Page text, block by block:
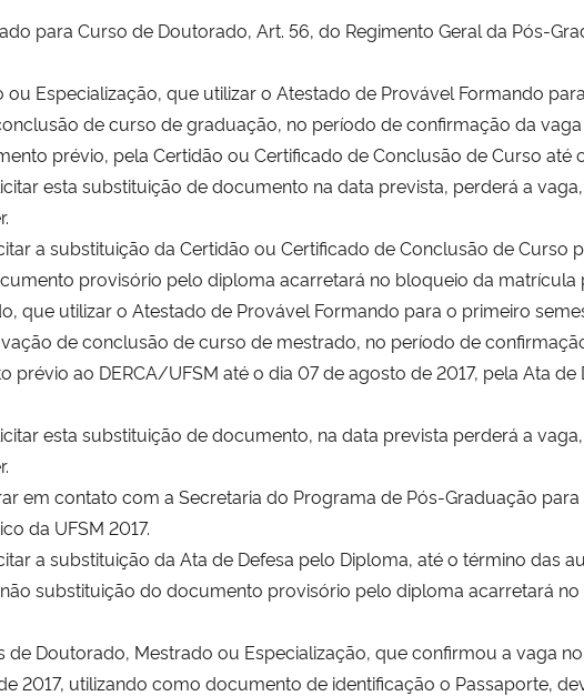
para Curso de Doutorado, Art. 56, do Regimento Geral da Pós-
Especialização, que utilizar o Atestado de Provável Formando
de curso de graduação, no período de confirmação da vaga
prévio, pela Certidão ou Certificado de Conclusão de Curso até
esta substituição de documento na data prevista, perderá a
a substituição da Certidão ou Certificado de Conclusão de Curso
provisório pelo diploma acarretará no bloqueio da matrícula
que utilizar o Atestado de Provável Formando para o primeiro
de conclusão de curso de mestrado, no período de
ao DERCA/UFSM até o dia 07 de agosto de 2017, pela Ata
esta substituição de documento, na data prevista perderá a
em contato com a Secretaria do Programa de Pós-Graduação
da UFSM 2017.
a substituição da Ata de Defesa pelo Diploma, até o término das
substituição do documento provisório pelo diploma acarretará
Doutorado, Mestrado ou Especialização, que confirmou a vaga
2017, utilizando como documento de identificação o Passaporte,